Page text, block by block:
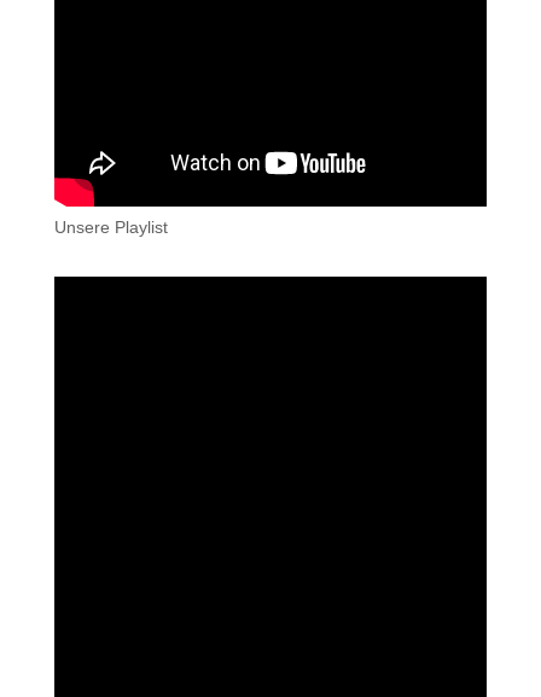
Unsere Playlist